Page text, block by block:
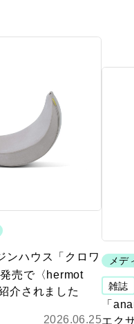
ンハウス「クロワ
売で〈hermot
介されました
2026.06.25
メデ
雑誌
「
エク